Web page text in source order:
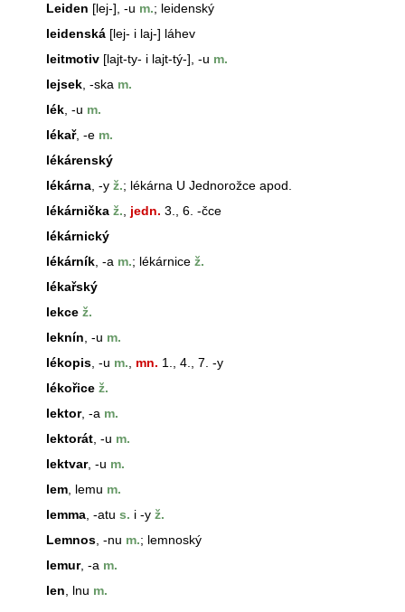
Leiden [lej-], -u m.; leidenský
leidenská [lej- i laj-] láhev
leitmotiv [lajt-ty- i lajt-tý-], -u m.
lejsek , -ska m.
lék , -u m.
lékař, -e m.
lékárenský
lékárna , -y ž.; lékárna U Jednorožce apod.
lékárnička ž. jedn. 3., 6. -čce
lékárnický
lékárník , -a m.; lékárnice ž.
lékařský
lekce ž.
leknín , -u m.
lékopis , -u m. mn. 1., 4., 7. -y
lékořice ž.
lektor, -a m.
lektorát , -u m.
lektvar, -u m.
lem lemu m.
lemma , -atu s. i -y ž.
Lemnos , -nu m.; lemnoský
lemur, -a m.
len , lnu m.